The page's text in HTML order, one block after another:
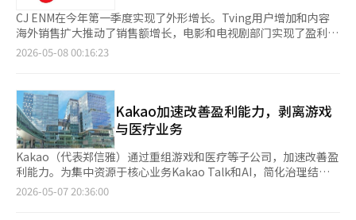
CJ ENM在今年第一季度实现了外形增长。Tving用户增加和内容
海外销售扩大推动了销售额增长，电影和电视剧部门实现了盈利。
然而，电视广告疲软和音乐部门的亏损使得整体营业利润仅为15亿
净亏损为61亿韩元，亏损幅度有所缩小。娱乐业务的IP竞争力和海
外销售扩展支撑了业绩。电影和电视剧部门的销售额为4573亿韩
元，同比增长44.8%，营业利润为80亿韩元，实现了盈利。全球市
场上，优质内容制作和分销的扩大以及综艺和音乐内容的海外销售
对盈利能力的改善做出了贡献。媒体平台部门的销售额为3268亿
韩元，增长11.6%。Tving的增长推动了销售额的扩大。然而，由
于经济衰退导致广告需求下降，电视广告销售减少，录得营业亏损
212亿韩元。Tving通过扩大合作和独家内容的成功吸引了更多用
2026-05-08 00:16:23
Kakao加速改善盈利能力，剥离游戏
与医疗业务
Kakao（代表郑信雅）通过重组游戏和医疗等子公司，加速改善盈
利能力。为集中资源于核心业务Kakao Talk和AI，简化治理结
构，减少非核心业务负担。Kakao首席财务官申钟焕在2026年第
2026-05-07 20:36:00